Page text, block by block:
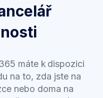
máte k dispozici
na to, zda jste na
nebo doma na